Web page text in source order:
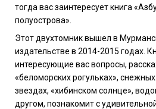
тогда вас заинтересует книга
полуострова»
Этот двухтомник вышел в
издательстве в 2014-2015 годах.
интересующие вас вопросы,
«беломорских рогульках»,
звездах, «хибинском солнце»,
другом, познакомит с